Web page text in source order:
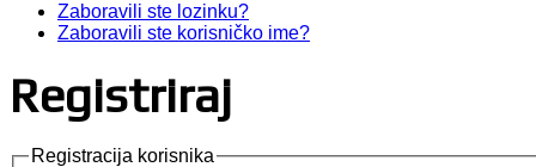
Zaboravili ste lozinku?
Zaboravili ste korisničko ime?
Registriraj
Registracija korisnika